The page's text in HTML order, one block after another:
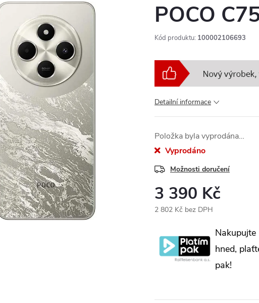
POCO
Kód produktu: 100002106693
Detailní informace
Položka byla vyprodána…
Vyprodáno
Možnosti doručení
3 390 Kč
2 802 Kč bez DPH
Nakupujte
hned,
pak!